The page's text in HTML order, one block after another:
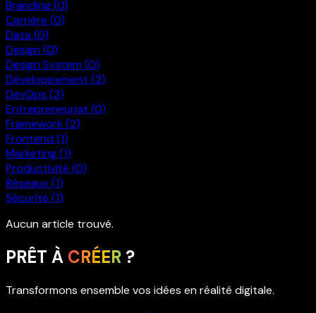
Branding(0)
Carrière (0)
Data (0)
Design (0)
Design System (0)
Développement (2)
DevOps (3)
Entrepreneuriat (0)
Framework(2)
Frontend (1)
Marketing(1)
Productivité (0)
Réseaux(1)
Sécurité (1)
Aucun article trouvé.
PRÊT À CRÉER ?
Transformons ensemble vos idées en réalité digitale.